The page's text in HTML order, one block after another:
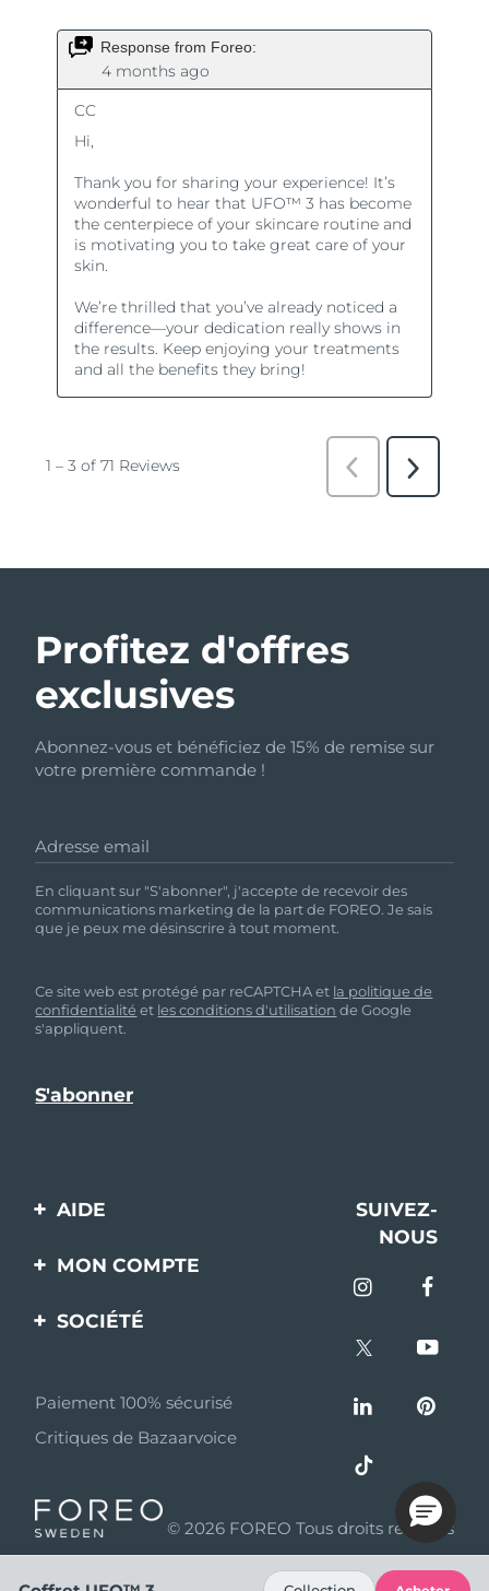
Profitez d'offres
exclusives
Abonnez-vous et bénéficiez de 15% de remise sur
votre première commande !
Adresse email
En cliquant sur "S'abonner", j'accepte de recevoir des
communications marketing de la part de FOREO. Je sais
que je peux me désinscrire à tout moment.
Ce site web est protégé par reCAPTCHA et la politique de
confidentialité et les conditions d'utilisation de Google
s'appliquent.
AIDE
Contactez-nous
livraisons
Questions et réponses
Informations sur la
SUIVEZ-
NOUS
MON COMPTE
Enregistrement produit
SOCIÉTÉ
Programme d’affiliation
Nouvelles d'affiliation
Partenaires
distributeurs
Paiement 100% sécurisé
Critiques de Bazaarvoice
© 2026 FOREO Tous droits réservés